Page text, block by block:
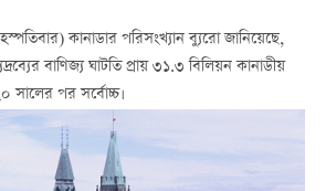
কানাডার পরিসংখ্যান ব্যুরো জানিয়েছে,
বাণিজ্য ঘাটতি প্রায় ৩১.৩ বিলিয়ন কানাডীয়
সালের পর সর্বোচ্চ।